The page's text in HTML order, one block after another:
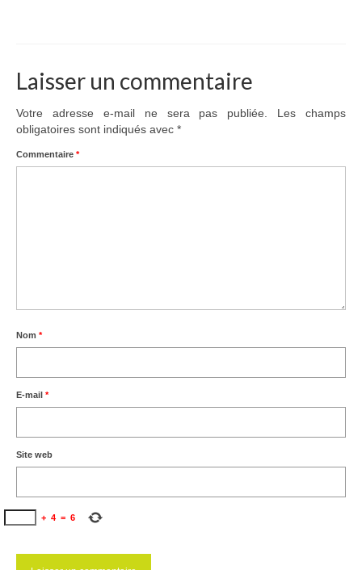
Laisser un commentaire
Votre adresse e-mail ne sera pas publiée.
Les champs
obligatoires sont indiqués avec *
Commentaire *
Nom *
E-mail *
Site web
+ 4 = 6